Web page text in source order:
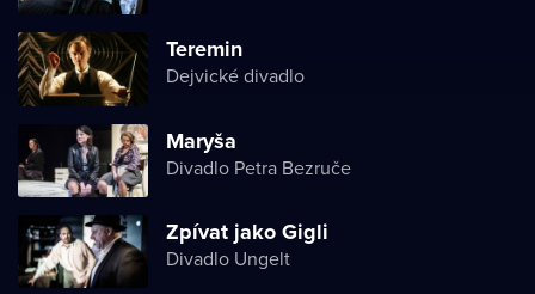
Teremin
Dejvické divadlo
Maryša
Divadlo Petra Bezruče
Zpívat jako Gigli
Divadlo Ungelt